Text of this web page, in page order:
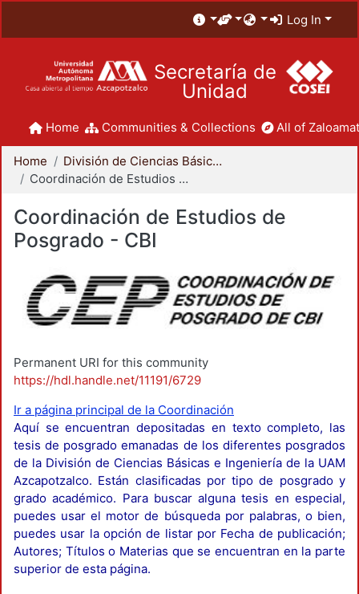
Log In
Secretaría de
Unidad
Home Communities & Collections All of
Home
División de Ciencias Básicas e Ingeniería
Coordinación de Estudios de Posgrado - CBI
Coordinación de Estudios de
Posgrado - CBI
Permanent URI for this community
https://hdl.handle.net/11191/6729
Ir a página principal de la Coordinación
Aquí se encuentran depositadas en texto completo, las
tesis de posgrado emanadas de los diferentes posgrados
de la División de Ciencias Básicas e Ingeniería de la UAM
Azcapotzalco. Están clasificadas por tipo de posgrado y
grado académico. Para buscar alguna tesis en especial,
puedes usar el motor de búsqueda por palabras, o bien,
puedes usar la opción de listar por Fecha de publicación;
Autores; Títulos o Materias que se encuentran en la parte
superior de esta página.